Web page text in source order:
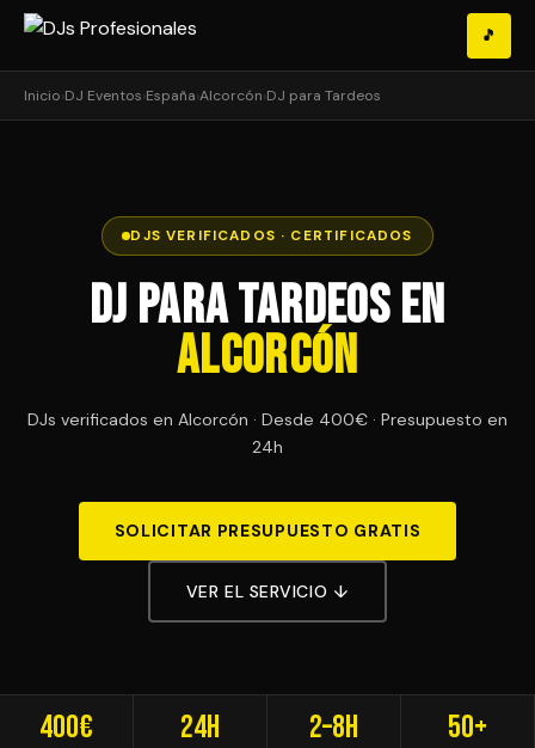
🎵
Inicio›DJ Eventos›España›Alcorcón›DJ para Tardeos
DJS VERIFICADOS · CERTIFICADOS
DJ para Tardeos en
Alcorcón
DJs verificados en Alcorcón · Desde 400€ · Presupuesto en
24h
SOLICITAR PRESUPUESTO GRATIS
VER EL SERVICIO ↓
400€ 24h 2–8h 50+